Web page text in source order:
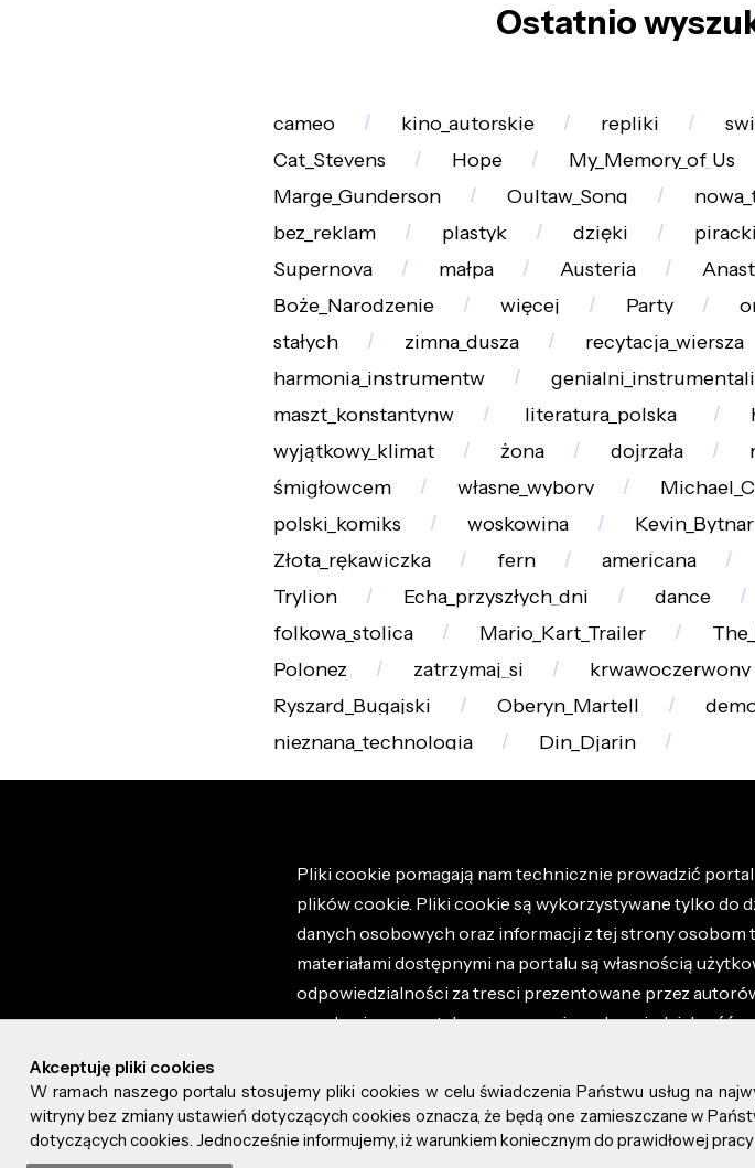
Ostatnio
cameo kino_autorskie repliki
Cat_Stevens
Hope My_Memory_of_Us
Marge_Gunderson
Oultaw_Song
bez_reklam
plastyk dzięki
Supernova
małpa Austeria
Boże_Narodzenie
więcej Party
stałych
zimna_dusza recytacja_wiersza
harmonia_instrumentw
maszt_konstantynw
literatura_polska_
wyjątkowy_klimat
żona dojrzała
śmigłowcem
własne_wybory
polski_komiks
woskowina Kevin_Bytnar
Złota_rękawiczka
fern americana
Trylion
Echa_przyszłych_dni dance
folkowa_stolica
Mario_Kart_Trailer
Polonez
zatrzymaj_si krwawoczerwony
Ryszard_Bugajski
Oberyn_Martell
nieznana_technologia
Din_Djarin
Pliki cookie pomagają nam technicznie prowadzić
plików cookie. Pliki cookie są wykorzystywane tylko do
danych osobowych oraz informacji z tej strony osobom
materiałami dostępnymi na portalu są własnością
odpowiedzialności za tresci prezentowane przez
regulaminem portalu oraz ponosisz odpowiedzialność
© 2026 altao.pl. Wszystkie prawa zastrzeżone.
0.042
Akceptuję pliki cookies
W ramach naszego portalu stosujemy pliki cookies w celu świadczenia Państwu usług na
witryny bez zmiany ustawień dotyczących cookies oznacza, że będą one zamieszczane w
dotyczących cookies. Jednocześnie informujemy, iż warunkiem koniecznym do prawidłowej